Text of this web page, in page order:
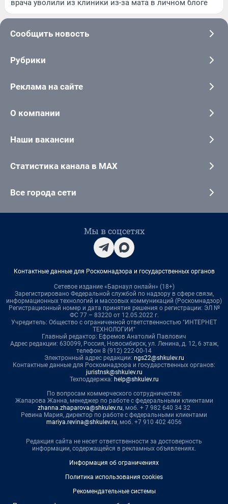
врача уволили из клиники из-за мата в личном блоге
Сообщить новость
Рубрики
Реклама на сайте
О компании
Наши вакансии
Статистика канала в MAX
Все города сети
Мы в соцсетях
Контактные данные для Роскомнадзора и государственных органов
Сетевое издание «Барнаул онлайн» (18+)
Зарегистрировано Федеральной службой по надзору в сфере связи,
информационных технологий и массовых коммуникаций (Роскомнадзор)
Регистрационный номер и дата принятия решения о регистрации: ЭЛ №
ФС 77 – 83220 от 12.05.2022 г.
Учредитель: Общество с ограниченной ответственностью "ИНТЕРНЕТ
ТЕХНОЛОГИИ"
Главный редактор: Ефремов Анатолий Павлович
Адрес редакции: 630099, Россия, Новосибирск, ул. Ленина, д. 12, 6 этаж,
телефон 8 (912) 222-00-14
Электронный адрес редакции: ngs22@shkulev.ru
Контактные данные для Роскомнадзора и государственных органов:
juristnsk@shkulev.ru
Техподдержка: help@shkulev.ru
По вопросам коммерческого сотрудничества:
Жапарова Жанна, менеджер по работе с федеральными клиентами
zhanna.zhaparova@shkulev.ru, моб. + 7 982 640 34 32
Ревина Мария, директор по работе с федеральными клиентами
mariya.revina@shkulev.ru, моб. +7 910 402 4056
Редакция сайта не несет ответственности за достоверность
информации, содержащейся в рекламных объявлениях.
Информация об ограничениях
Политика использования cookies
Рекомендательные системы